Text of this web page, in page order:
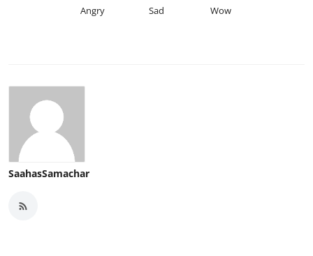
Angry Sad Wow
SaahasSamachar